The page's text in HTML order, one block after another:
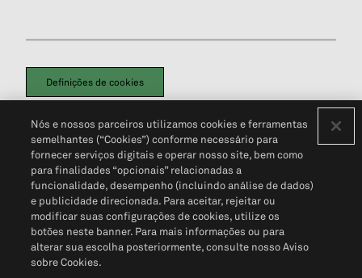
Definições de cookies
Política de PrivacidadePortal de privacidade do cliente (em inglês)
Não Venda Minhas Informações Pessoais© 2026 S&P Global
Nós e nossos parceiros utilizamos cookies e ferramentas
semelhantes (“Cookies”) conforme necessário para
fornecer serviços digitais e operar nosso site, bem como
para finalidades “opcionais” relacionadas a
funcionalidade, desempenho (incluindo análise de dados)
e publicidade direcionada. Para aceitar, rejeitar ou
modificar suas configurações de cookies, utilize os
botões neste banner. Para mais informações ou para
alterar sua escolha posteriormente, consulte nosso Aviso
sobre Cookies.